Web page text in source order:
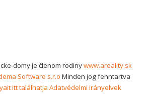
domy je členom rodinywww.areality.sk
Software s.r.o Minden jog fenntartva
itt találhatja Adatvédelmi irányelvek